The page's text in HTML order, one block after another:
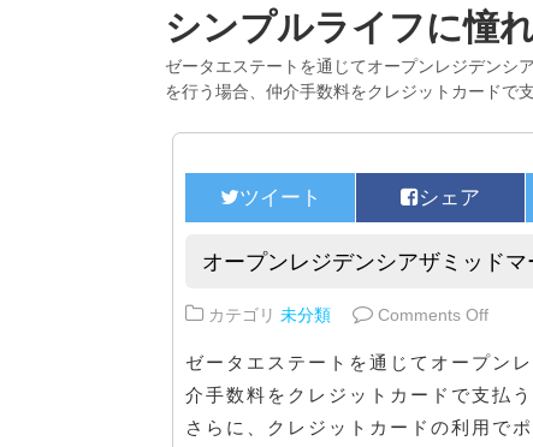
シンプルライフに憧
ゼータエステートを通じてオープンレジデンシ
を行う場合、仲介手数料をクレジットカードで
オープンレジデンシアザミッドマ
カテゴリ 未分類 Comments Offon オ
ゼータエステートを通じてオープン
介手数料をクレジットカードで支払う
さらに、クレジットカードの利用で